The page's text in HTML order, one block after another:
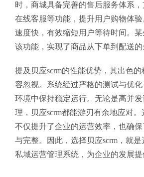
时，商城具备完善的售后服务体系，
在线客服等功能，提升用户购物体
速度快，有效缩短用户等待时间。
该功能，实现了商品从下单到配送的
提及贝应scrm的性能优势，其出色
容忽视。系统经过严格的测试与优
环境中保持稳定运行。无论是高并
理，贝应scrm都能游刃有余地应对
不仅提升了企业的运营效率，也确
与完整。因此，选择贝应scrm，就
私域运营管理系统，为企业的发展提